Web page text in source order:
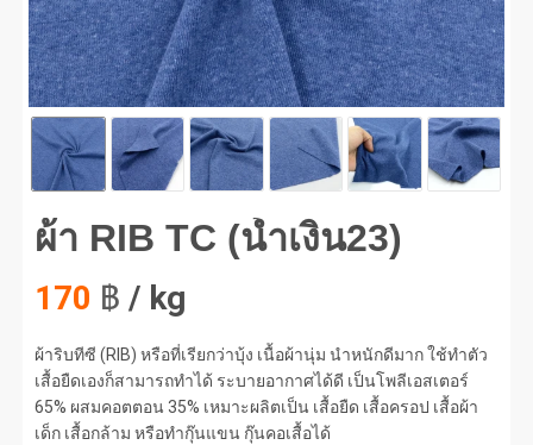
RIB TC (น้ำเงิน23) #1
ผ้า RIB TC (น้ำเงิน23)
170 ฿ / kg
ผ้าริบทีซี (RIB) หรือที่เรียกว่าบุ้ง เนื้อผ้านุ่ม นำหนักดีมาก ใช้ทำตัว
เสื้อยืดเองก็สามารถทำได้ ระบายอากาศได้ดี เป็นโพลีเอสเตอร์
65% ผสมคอตตอน 35% เหมาะผลิตเป็น เสื้อยืด เสื้อครอป เสื้อผ้า
เด็ก เสื้อกล้าม หรือทำกุ๊นแขน กุ๊นคอเสื้อได้